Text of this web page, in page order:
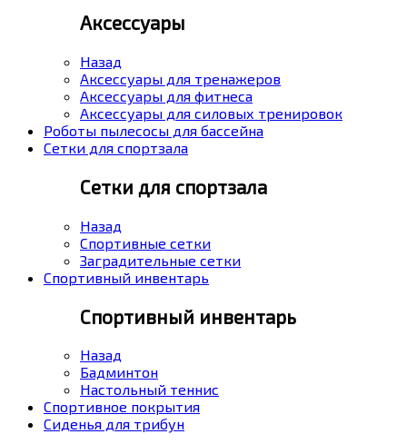
Аксессуары
Назад
Аксессуары для тренажеров
Аксессуары для фитнеса
Аксессуары для силовых тренировок
Роботы пылесосы для бассейна
Сетки для спортзала
Сетки для спортзала
Назад
Спортивные сетки
Заградительные сетки
Спортивный инвентарь
Спортивный инвентарь
Назад
Бадминтон
Настольный теннис
Спортивное покрытия
Сиденья для трибун